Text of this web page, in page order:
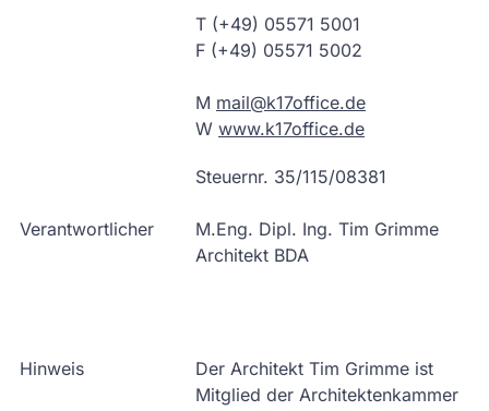
T (+49) 05571 5001
F (+49) 05571 5002
M mail@k17office.de
W www.k17office.de
Steuernr. 35/115/08381
Verantwortlicher
M.Eng. Dipl. Ing. Tim Grimme
Architekt BDA
Hinweis
Der Architekt Tim Grimme ist
Mitglied der Architektenkammer